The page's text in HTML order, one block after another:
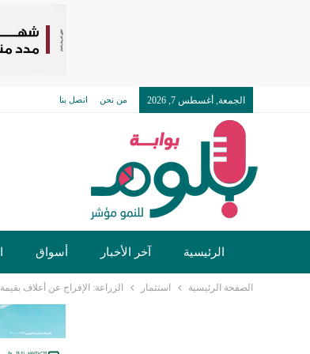
الجمعة, أغسطس 7, 2026 من نحن اتصل بنا
الرئيسية آخر الأخبار أسواق
الصفحة الرئيسية استثمار الزراعة: الإفراج عن أعلاف بقيمة 115 مليون دولار خلال أسبوع